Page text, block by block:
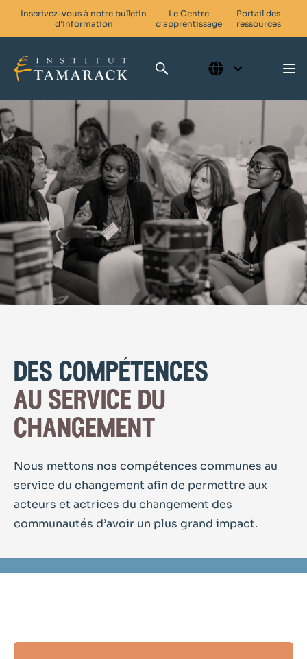
Inscrivez-vous à notre bulletin
d'information
Le Centre
d'apprentissage
Portail des
ressources
Qui nous sommes
Compétences pour le changement
Réseaux en faveur du changement
Nos activités
Impliquez-vous
des compétences
au service du
changement
Nous mettons nos compétences communes au
service du changement afin de permettre aux
acteurs et actrices du changement des
communautés d’avoir un plus grand impact.